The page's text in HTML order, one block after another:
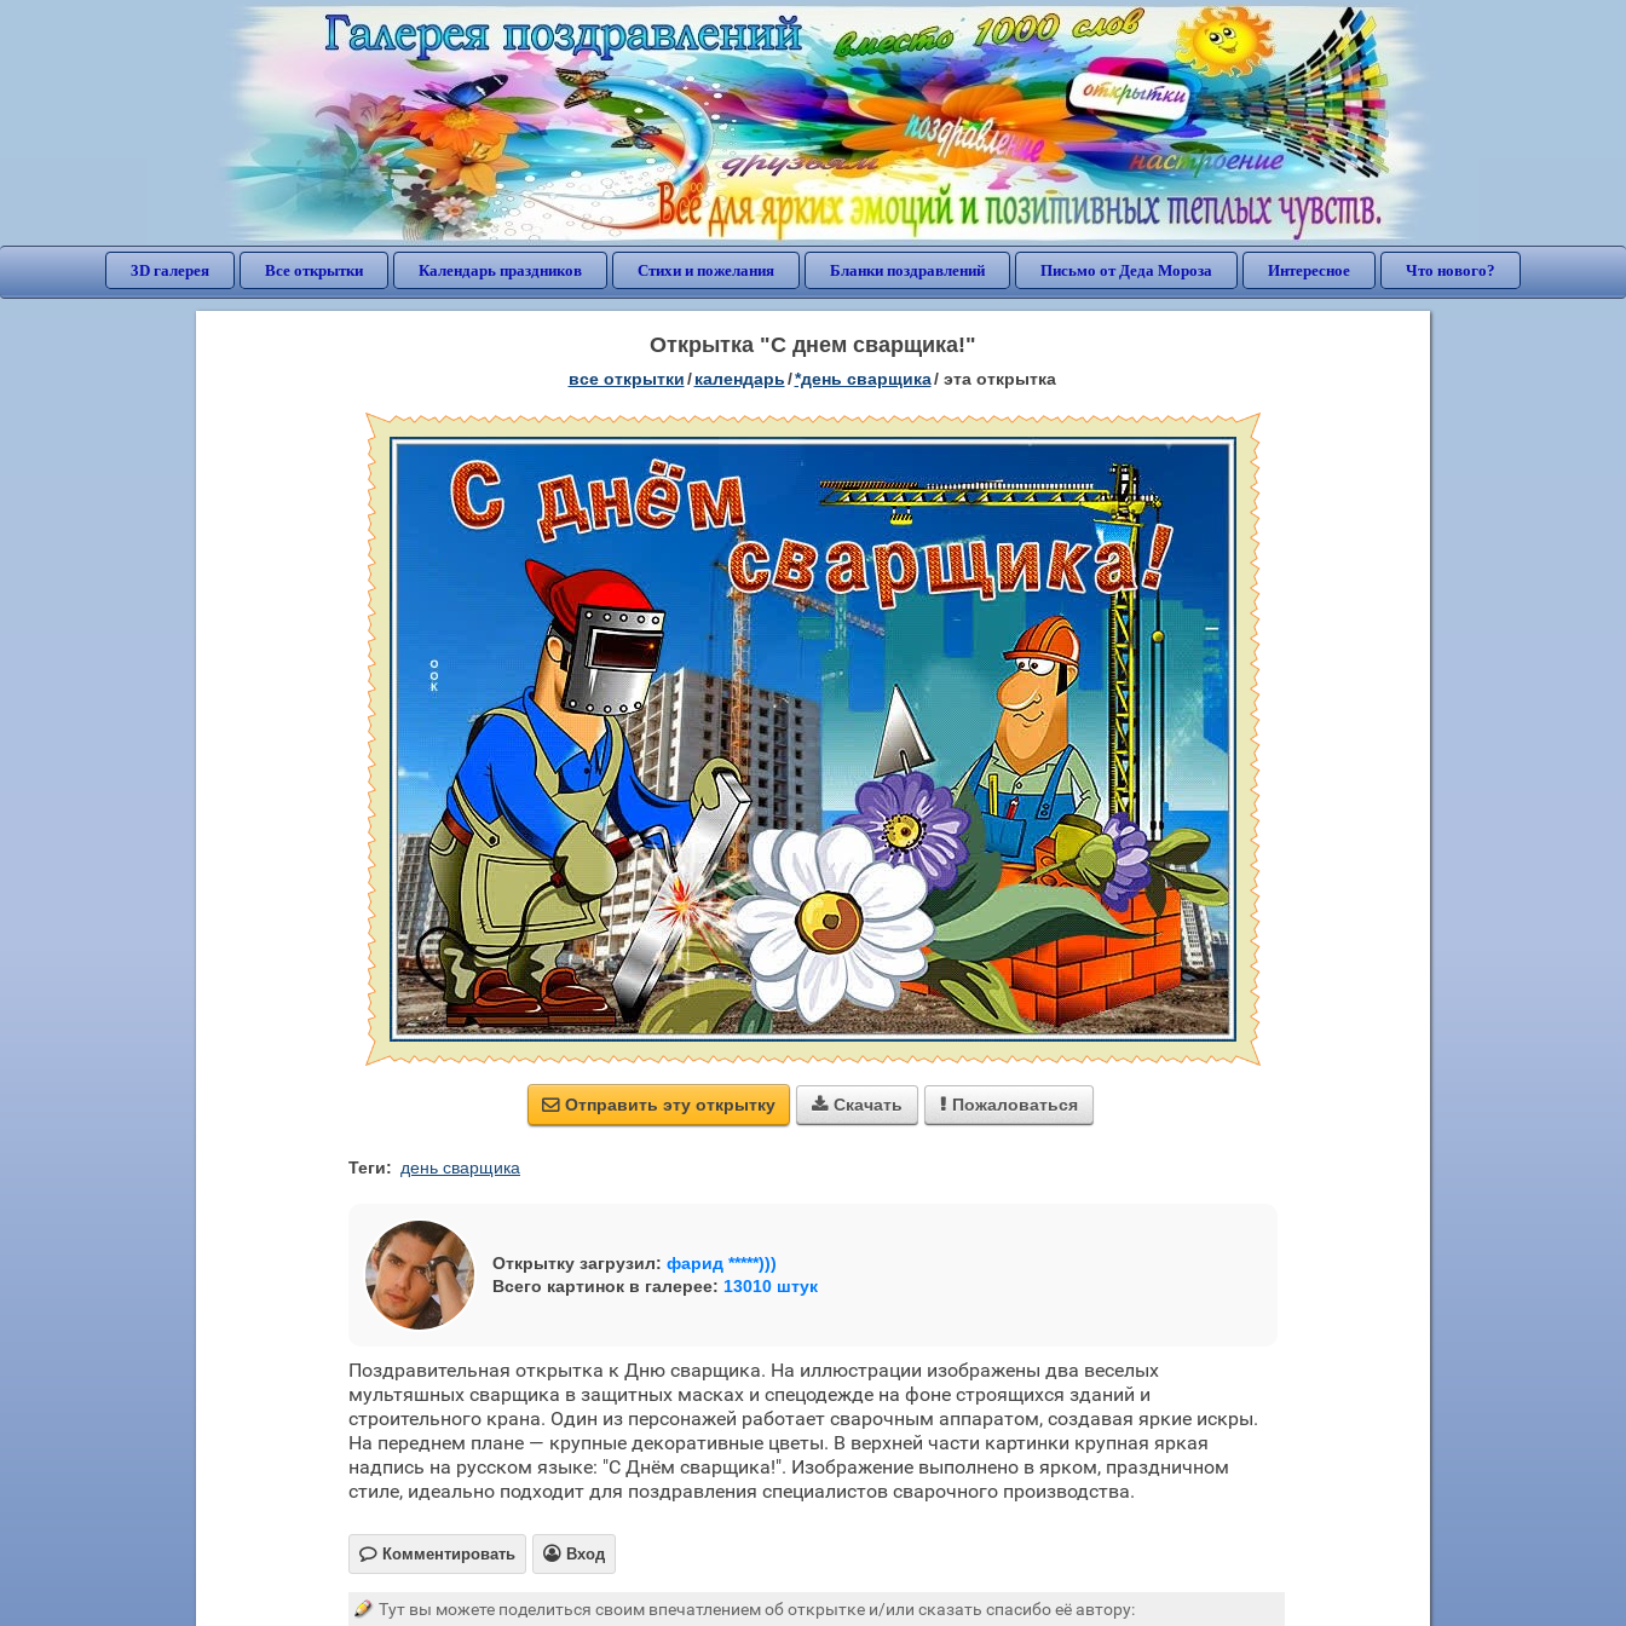
3D галерея Все открытки Календарь праздников Стихи и пожелания Бланки поздравлений Письмо от Деда Мороза Интересное Что нового?
Открытка "С днем сварщика!"
все открытки/ календарь/*день сварщика/ эта открытка
 Отправить эту открытку  Скачать  Пожаловаться
Теги: день сварщика
Открытку загрузил: фарид *****)))
Всего картинок в галерее: 13010 штук
Поздравительная открытка к Дню сварщика. На иллюстрации изображены два веселых
мультяшных сварщика в защитных масках и спецодежде на фоне строящихся зданий и
строительного крана. Один из персонажей работает сварочным аппаратом, создавая яркие искры.
На переднем плане — крупные декоративные цветы. В верхней части картинки крупная яркая
надпись на русском языке: "С Днём сварщика!". Изображение выполнено в ярком, праздничном
стиле, идеально подходит для поздравления специалистов сварочного производства.
 Комментировать  Вход
Тут вы можете поделиться своим впечатлением об открытке и/или сказать спасибо её автору: